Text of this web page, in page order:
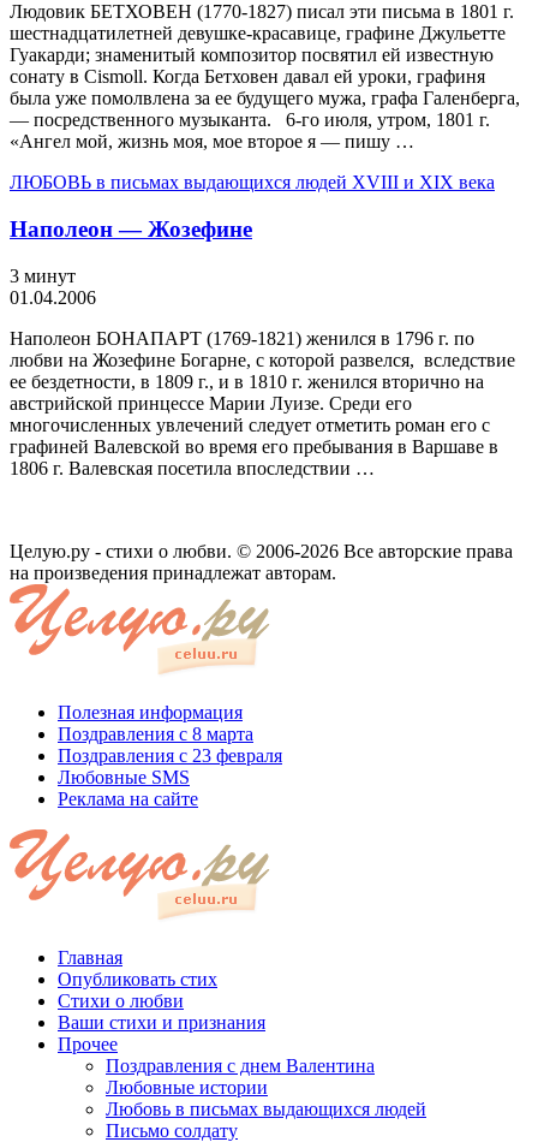
Людовик БЕТХОВЕН (1770-1827) писал эти письма в 1801 г.
шестнадцатилетней девушке-красавице, графине Джульетте
Гуа­карди; знаменитый композитор посвятил ей известную
сонату в Cismoll. Когда Бетховен давал ей уроки, графиня
была уже помолвлена за ее будущего мужа, графа Га­ленберга,
— посредственного музыканта. 6-го июля, утром, 1801 г.
«Ангел мой, жизнь моя, мое второе я — пишу …
ЛЮБОВЬ в письмах выдающихся людей XVIII и XIX века
Наполеон — Жозефине
3 минут
01.04.2006
Наполеон БОНАПАРТ (1769-1821) же­нился в 1796 г. по
любви на Жозефине Богарне, с которой развелся, вследствие
ее бездетности, в 1809 г., и в 1810 г. женил­ся вторично на
австрийской принцессе Марии­ Луизе. Среди его
многочисленных увлечений следует отметить роман его с
графиней Валевской во время его пребывания в Вар­шаве в
1806 г. Валевская посетила впослед­ствии …
Целую.ру - стихи о любви. © 2006-2026 Все авторские права
на произведения принадлежат авторам.
Полезная информация
Поздравления с 8 марта
Поздравления с 23 февраля
Любовные SMS
Реклама на сайте
Главная
Опубликовать стих
Стихи о любви
Ваши стихи и признания
Прочее
Поздравления с днем Валентина
Любовные истории
Любовь в письмах выдающихся людей
Письмо солдату